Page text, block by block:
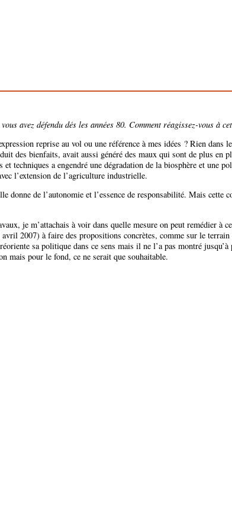
avez défendu dés les années 80. Comment réagissez-vous à
reprise au vol ou une référence à mes idées ? Rien dans
des bienfaits, avait aussi généré des maux qui sont de plus en
techniques a engendré une dégradation de la biosphère et une
l’extension de l’agriculture industrielle.
de l’autonomie et l’essence de responsabilité. Mais cette
je m’attachais à voir dans quelle mesure on peut remédier à
avril 2007) à faire des propositions concrètes, comme sur le
sa politique dans ce sens mais il ne l’a pas montré
mais pour le fond, ce ne serait que souhaitable.